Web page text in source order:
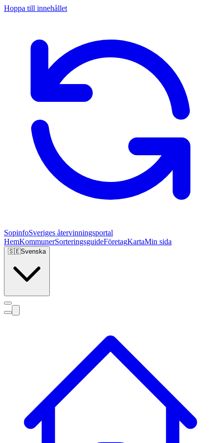
Hoppa till innehållet
SopinfoSveriges återvinningsportal
HemKommunerSorteringsguideFöretagKartaMin sida
🇸🇪Svenska